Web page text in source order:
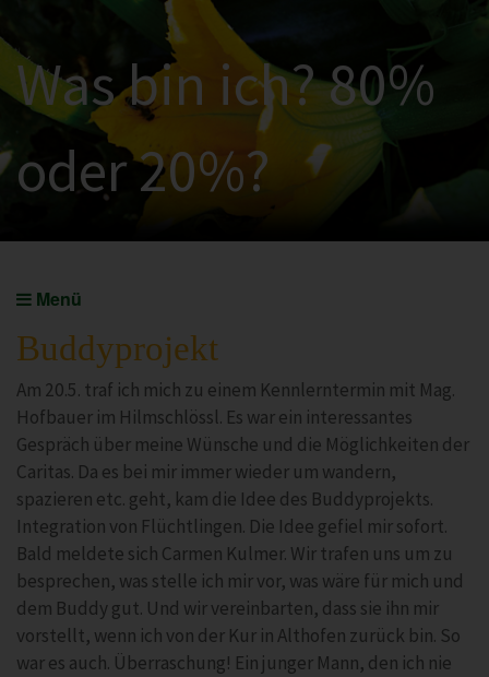
Was bin ich? 80%
oder 20%?
Menü
Buddyprojekt
Am 20.5. traf ich mich zu einem Kennlerntermin mit Mag.
Hofbauer im Hilmschlössl. Es war ein interessantes
Gespräch über meine Wünsche und die Möglichkeiten der
Caritas. Da es bei mir immer wieder um wandern,
spazieren etc. geht, kam die Idee des Buddyprojekts.
Integration von Flüchtlingen. Die Idee gefiel mir sofort.
Bald meldete sich Carmen Kulmer. Wir trafen uns um zu
besprechen, was stelle ich mir vor, was wäre für mich und
dem Buddy gut. Und wir vereinbarten, dass sie ihn mir
vorstellt, wenn ich von der Kur in Althofen zurück bin. So
war es auch. Überraschung! Ein junger Mann, den ich nie